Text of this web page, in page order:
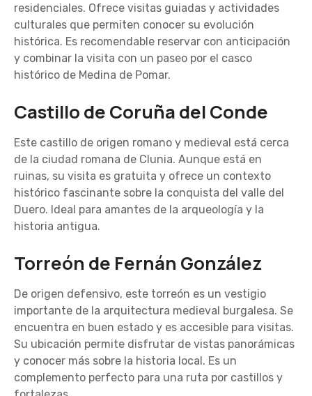
residenciales. Ofrece visitas guiadas y actividades
culturales que permiten conocer su evolución
histórica. Es recomendable reservar con anticipación
y combinar la visita con un paseo por el casco
histórico de Medina de Pomar.
Castillo de Coruña del Conde
Este castillo de origen romano y medieval está cerca
de la ciudad romana de Clunia. Aunque está en
ruinas, su visita es gratuita y ofrece un contexto
histórico fascinante sobre la conquista del valle del
Duero. Ideal para amantes de la arqueología y la
historia antigua.
Torreón de Fernán González
De origen defensivo, este torreón es un vestigio
importante de la arquitectura medieval burgalesa. Se
encuentra en buen estado y es accesible para visitas.
Su ubicación permite disfrutar de vistas panorámicas
y conocer más sobre la historia local. Es un
complemento perfecto para una ruta por castillos y